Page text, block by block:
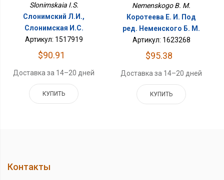
Slonimskaia I.S.
Слонимский Л.И.,
Слонимская И.С.
Артикул: 1517919
$90.91
Доставка за 14–20 дней
КУПИТЬ
Nemenskogo B. M.
Коротеева Е. И. Под
ред. Неменского Б. М.
Артикул: 1623268
$95.38
Доставка за 14–20 дней
КУПИТЬ
Контакты